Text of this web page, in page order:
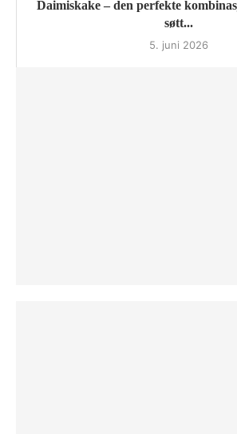
Daimiskake – den perfekte
søtt...
5. juni 2026